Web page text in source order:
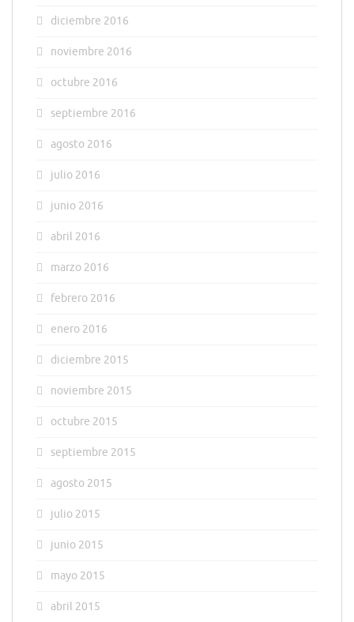
diciembre 2016
noviembre 2016
octubre 2016
septiembre 2016
agosto 2016
julio 2016
junio 2016
abril 2016
marzo 2016
febrero 2016
enero 2016
diciembre 2015
noviembre 2015
octubre 2015
septiembre 2015
agosto 2015
julio 2015
junio 2015
mayo 2015
abril 2015